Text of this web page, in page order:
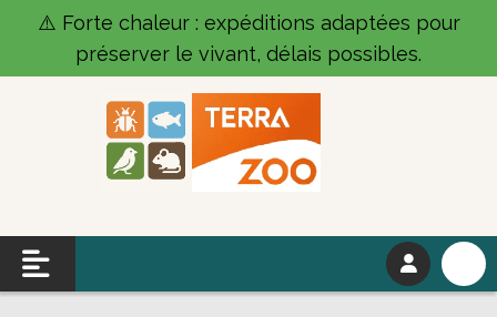
⚠️ Forte chaleur : expéditions adaptées pour
préserver le vivant, délais possibles.